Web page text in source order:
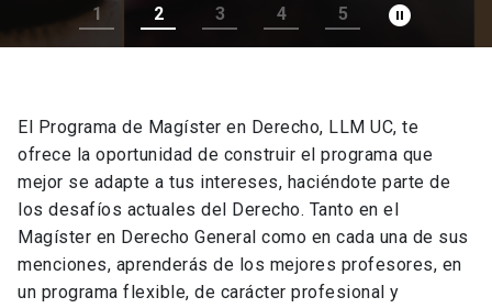
1 2 3 4 5 pause_circle_filled
El Programa de Magíster en Derecho, LLM UC, te
ofrece la oportunidad de construir el programa que
mejor se adapte a tus intereses, haciéndote parte de
los desafíos actuales del Derecho. Tanto en el
Magíster en Derecho General como en cada una de sus
menciones, aprenderás de los mejores profesores, en
un programa flexible, de carácter profesional y